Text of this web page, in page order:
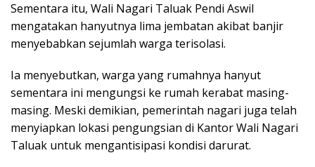
Sementara itu, Wali Nagari Taluak Pendi Aswil
mengatakan hanyutnya lima jembatan akibat banjir
menyebabkan sejumlah warga terisolasi.
Ia menyebutkan, warga yang rumahnya hanyut
sementara ini mengungsi ke rumah kerabat masing-
masing. Meski demikian, pemerintah nagari juga telah
menyiapkan lokasi pengungsian di Kantor Wali Nagari
Taluak untuk mengantisipasi kondisi darurat.